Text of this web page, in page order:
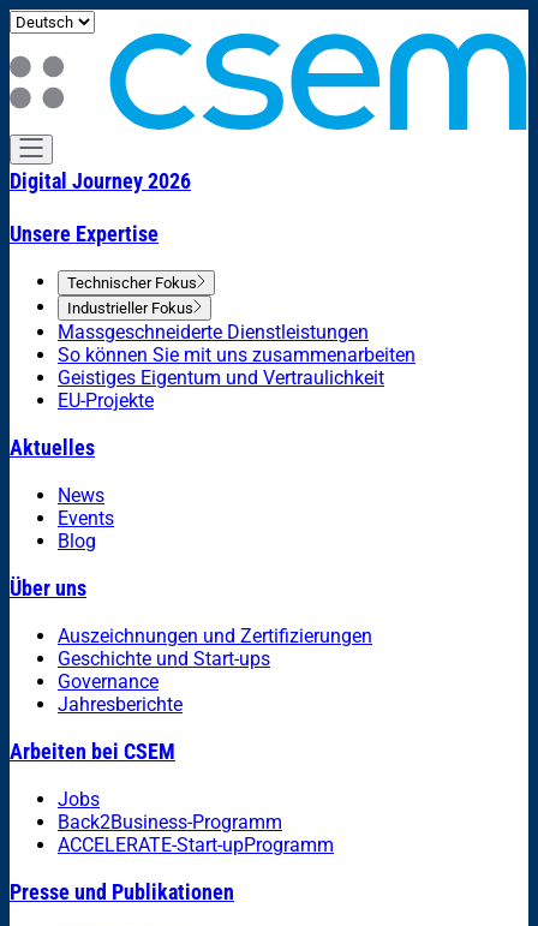
Digital Journey 2026
Unsere Expertise
Technischer Fokus
Industrieller Fokus
Massgeschneiderte Dienstleistungen
So können Sie mit uns zusammenarbeiten
Geistiges Eigentum und Vertraulichkeit
EU-Projekte
Aktuelles
News
Events
Blog
Über uns
Auszeichnungen und Zertifizierungen
Geschichte und Start-ups
Governance
Jahresberichte
Arbeiten bei CSEM
Jobs
Back2Business-Programm
ACCELERATE-Start-upProgramm
Presse und Publikationen